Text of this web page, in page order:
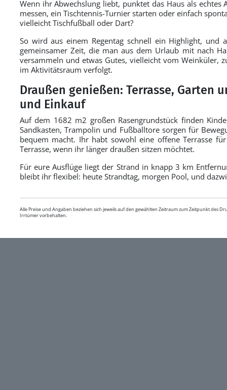
Wenn ihr Abwechslung liebt, punktet das Haus als
messen, ein Tischtennis-Turnier starten oder einfach
vielleicht Tischfußball oder Dart?
So wird aus einem Regentag schnell ein Highlight, und
gemeinsamer Zeit, die man aus dem Urlaub mit nach
versammeln und etwas Gutes, vielleicht vom Weinküler,
im Aktivitätsraum verfolgt.
Draußen genießen: Terrasse, Garten
und Einkauf
Auf dem 1682 m2 großen Rasengrundstück finden
Sandkasten, Trampolin und Fußballtore sorgen für
bequem macht. Ihr habt sowohl eine offene Terrasse
Terrasse, wenn ihr länger draußen sitzen möchtet.
Für eure Ausflüge liegt der Strand in knapp 3 km
bleibt ihr flexibel: heute Strandtag, morgen Pool, und
Alle Preise und Angaben beziehen sich jeweils auf den gewählten Zeitraum zum Zeitpunkt des
Irrtümer vorbehalten.